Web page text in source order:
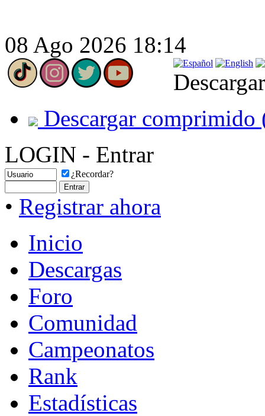
08 Ago 2026 18:14
Descargar comprimido
LOGIN - Entrar
¿Recordar?
• Registrar ahora
Inicio
Descargas
Foro
Comunidad
Campeonatos
Rank
Estadísticas